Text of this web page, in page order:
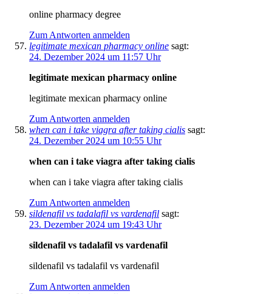
online pharmacy degree
Zum Antworten anmelden
legitimate mexican pharmacy online sagt:
24. Dezember 2024 um 11:57 Uhr
legitimate mexican pharmacy online
legitimate mexican pharmacy online
Zum Antworten anmelden
when can i take viagra after taking cialis sagt:
24. Dezember 2024 um 10:55 Uhr
when can i take viagra after taking cialis
when can i take viagra after taking cialis
Zum Antworten anmelden
sildenafil vs tadalafil vs vardenafil sagt:
23. Dezember 2024 um 19:43 Uhr
sildenafil vs tadalafil vs vardenafil
sildenafil vs tadalafil vs vardenafil
Zum Antworten anmelden